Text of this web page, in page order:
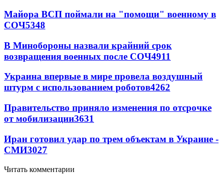
Майора ВСП поймали на "помощи" военному в
СОЧ5348
В Минобороны назвали крайний срок
возвращения военных после СОЧ4911
Украина впервые в мире провела воздушный
штурм с использованием роботов4262
Правительство приняло изменения по отсрочке
от мобилизации3631
Иран готовил удар по трем объектам в Украине -
СМИ3027
Читать комментарии